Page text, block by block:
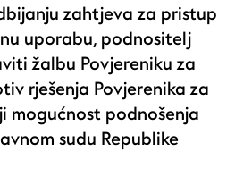
zahtjeva za pristup
uporabu, podnositelj
žalbu Povjereniku za
rješenja Povjerenika za
mogućnost podnošenja
sudu Republike